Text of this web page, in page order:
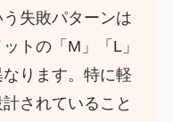
失敗パターンは
トの「M」「L」
ります。特に軽
されていること